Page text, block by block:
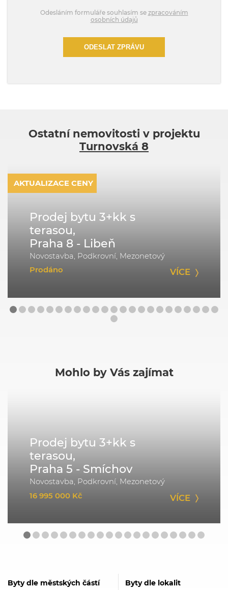
Odesláním formuláře souhlasím se zpracováním
osobních údajů
ODESLAT ZPRÁVU
Ostatní nemovitosti v projektu
Turnovská 8
AKTUALIZACE CENY
Prodej bytu 3+kk s
terasou,
Praha 8 - Libeň
Novostavba, Podkrovní, Mezonetový
Prodáno
VÍCE
Mohlo by Vás zajímat
Prodej bytu 3+kk s
terasou,
Praha 5 - Smíchov
Novostavba, Podkrovní, Mezonetový
16 995 000 Kč
VÍCE
Byty dle městských částí Byty dle lokalit